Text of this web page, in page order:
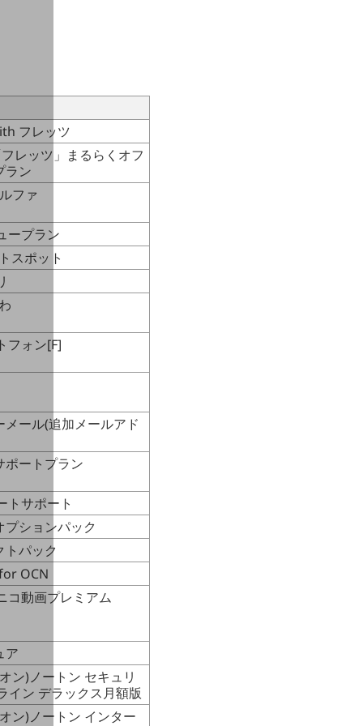
フレッツ
レッツ」まるらくオフ
ラン
ファ
ープラン
スポット
フォン[F]
メール(追加メールアド
ポートプラン
トサポート
プションパック
トパック
OCN
コ動画プレミアム
ア
ン)ノートン セキュリ
イン デラックス月額版
ン)ノートン インター